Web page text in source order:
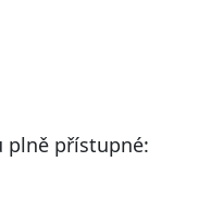
plně přístupné: